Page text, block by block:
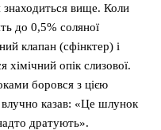
знаходиться вище. Коли
до 0,5% соляної
клапан (сфінктер) і
хімічний опік слизової.
боровся з цією
казав: «Це шлунок
дратують».